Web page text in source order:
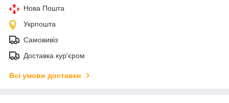
Нова Пошта
Укрпошта
Самовивіз
Доставка кур'єром
Всі умови доставки